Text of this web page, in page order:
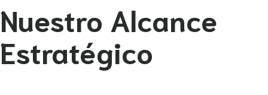
Nuestro Alcance
Estratégico